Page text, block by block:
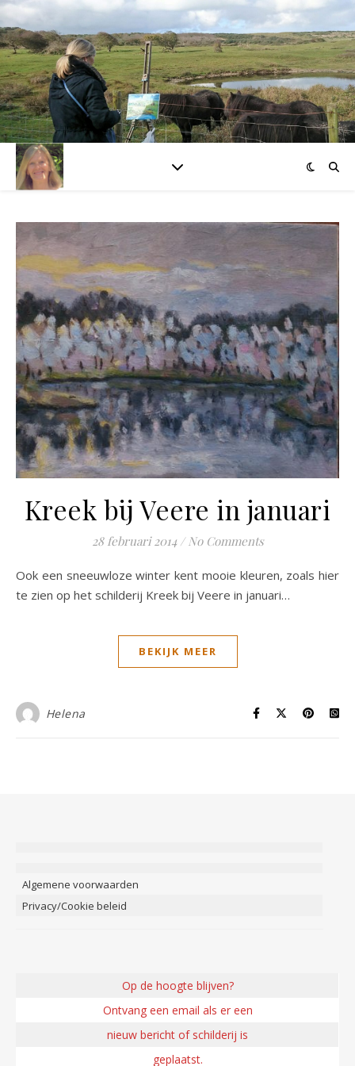
Kreek bij Veere in januari
28 februari 2014 / No Comments
Ook een sneeuwloze winter kent mooie kleuren, zoals hier
te zien op het schilderij Kreek bij Veere in januari…
BEKIJK MEER
Helena
Algemene voorwaarden
Privacy/Cookie beleid
Op de hoogte blijven?
Ontvang een email als er een
nieuw bericht of schilderij is
geplaatst.